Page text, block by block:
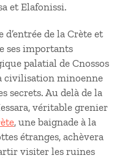
et Elafonissi.
de la Crète et
ses importants
palatial de Cnossos
civilisation minoenne
secrets. Au delà de la
véritable grenier
, une baignade à la
étranges, achèvera
visiter les ruines